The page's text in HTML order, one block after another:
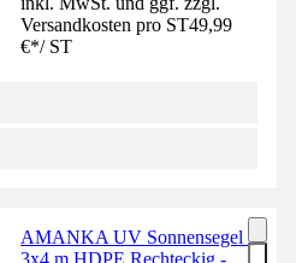
Versandkosten pro ST49,99
€*/ ST
AMANKA UV Sonnensegel -
3x4 m HDPE Rechteckig -